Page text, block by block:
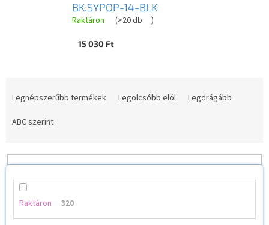
BK.SYPOP-14-BLK
Raktáron (>20 db )
15 030 Ft
m
e
Legnépszerűbb termékek Legolcsóbb elöl
Legdrágább
ABC szerint
Raktáron 320